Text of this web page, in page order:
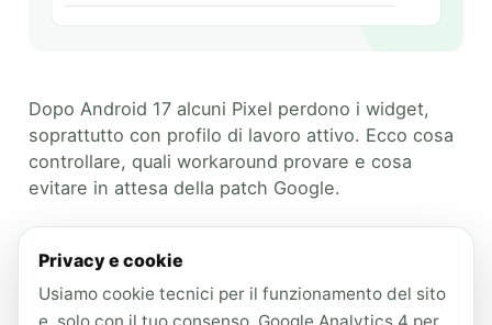
Dopo Android 17 alcuni Pixel perdono i widget,
soprattutto con profilo di lavoro attivo. Ecco cosa
controllare, quali workaround provare e cosa
evitare in attesa della patch Google.
Guide Tecniche
Tags
android 17 , Google , Pixel
,
Privacy e cookie
Usiamo cookie tecnici per il funzionamento del sito